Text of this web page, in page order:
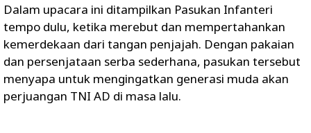
Dalam upacara ini ditampilkan Pasukan Infanteri
tempo dulu, ketika merebut dan mempertahankan
kemerdekaan dari tangan penjajah. Dengan pakaian
dan persenjataan serba sederhana, pasukan tersebut
menyapa untuk mengingatkan generasi muda akan
perjuangan TNI AD di masa lalu.